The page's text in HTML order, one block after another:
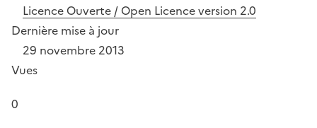
Licence Ouverte / Open Licence version 2.0
Dernière mise à jour
29 novembre 2013
Vues
0